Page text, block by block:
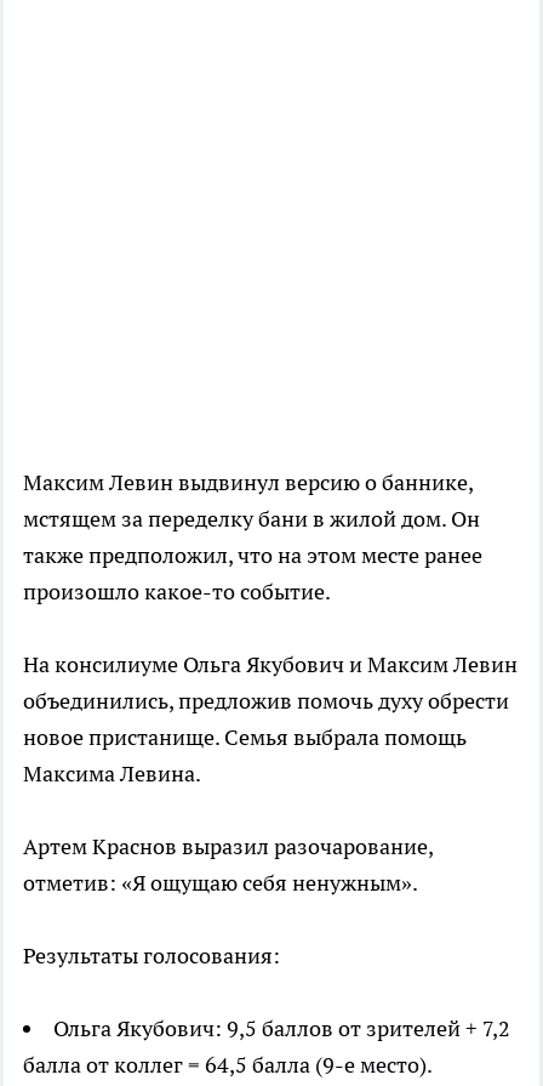
Максим Левин выдвинул версию о баннике,
мстящем за переделку бани в жилой дом. Он
также предположил, что на этом месте ранее
произошло какое-то событие.
На консилиуме Ольга Якубович и Максим Левин
объединились, предложив помочь духу обрести
новое пристанище. Семья выбрала помощь
Максима Левина.
Артем Краснов выразил разочарование,
отметив: «Я ощущаю себя ненужным».
Результаты голосования:
Ольга Якубович: 9,5 баллов от зрителей + 7,2
балла от коллег = 64,5 балла (9-е место).